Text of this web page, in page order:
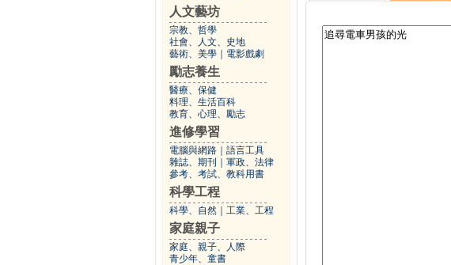
人文藝坊
宗教、哲學
社會、人文、史地
藝術、美學
電影戲劇
勵志養生
醫療、保健
料理、生活百科
教育、心理、勵志
進修學習
電腦與網路
語言工具
雜誌、期刊
軍政、法律
參考、考試、教科用書
科學工程
科學、自然 工業、工程
家庭親子
家庭、親子、人際
青少年、童書